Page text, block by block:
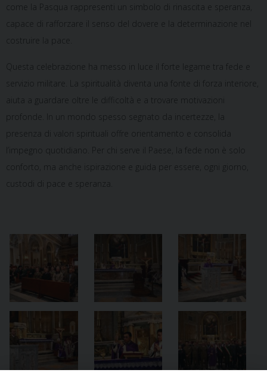
come la Pasqua rappresenti un simbolo di rinascita e speranza,
capace di rafforzare il senso del dovere e la determinazione nel
costruire la pace.
Questa celebrazione ha messo in luce il forte legame tra fede e
servizio militare. La spiritualità diventa una fonte di forza interiore,
aiuta a guardare oltre le difficoltà e a trovare motivazioni
profonde. In un mondo spesso segnato da incertezze, la
presenza di valori spirituali offre orientamento e consolida
l’impegno quotidiano. Per chi serve il Paese, la fede non è solo
conforto, ma anche ispirazione e guida per essere, ogni giorno,
custodi di pace e speranza.